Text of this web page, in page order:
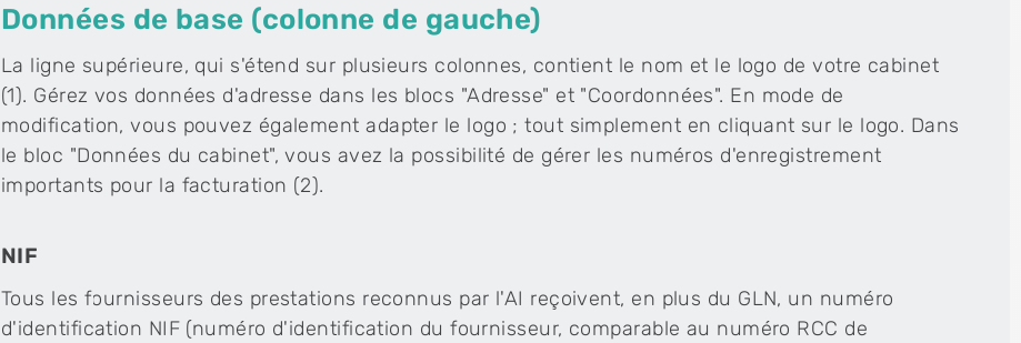
Données de base (colonne de gauche)
La ligne supérieure, qui s'étend sur plusieurs colonnes, contient le nom et le logo de votre cabinet
(1). Gérez vos données d'adresse dans les blocs "Adresse" et "Coordonnées". En mode de
modification, vous pouvez également adapter le logo ; tout simplement en cliquant sur le logo. Dans
le bloc "Données du cabinet", vous avez la possibilité de gérer les numéros d'enregistrement
importants pour la facturation (2).
NIF
Tous les fournisseurs des prestations reconnus par l'AI reçoivent, en plus du GLN, un numéro
d'identification NIF (numéro d'identification du fournisseur, comparable au numéro RCC de